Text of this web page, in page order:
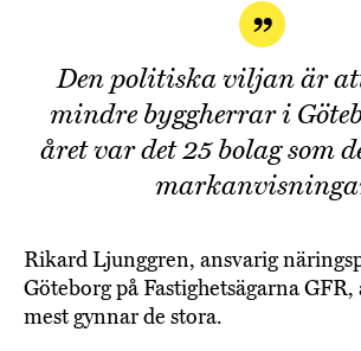
Den politiska viljan är
mindre byggherrar i
året var det 25 bolag som
Rikard Ljunggren, ansvarig
Göteborg på Fastighetsägarna
mest gynnar de stora.